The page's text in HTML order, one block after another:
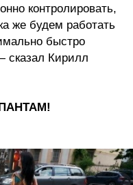
контролировать,
же будем работать
быстро
сказал Кирилл